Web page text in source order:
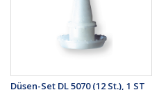
Düsen-Set DL 5070 (12 St.), 1 ST